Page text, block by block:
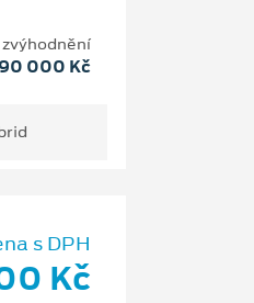
000 Kč
s DPH
Kč